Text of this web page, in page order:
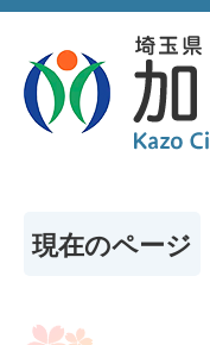
現在のページ